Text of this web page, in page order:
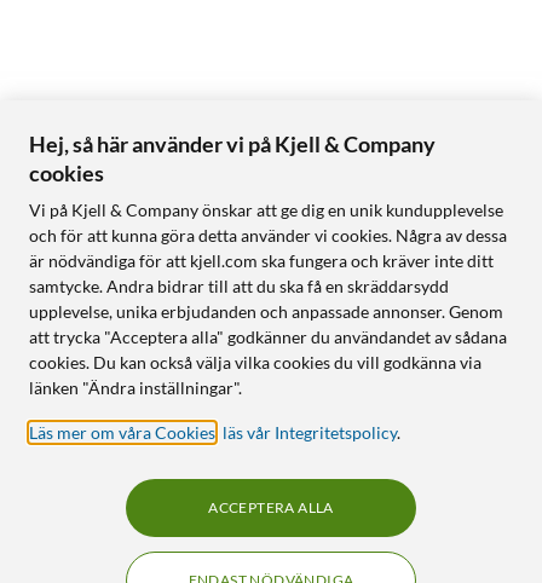
Hej, så här använder vi på Kjell & Company
cookies
Vi på Kjell & Company önskar att ge dig en unik kundupplevelse
och för att kunna göra detta använder vi cookies. Några av dessa
är nödvändiga för att kjell.com ska fungera och kräver inte ditt
samtycke. Andra bidrar till att du ska få en skräddarsydd
upplevelse, unika erbjudanden och anpassade annonser. Genom
att trycka "Acceptera alla" godkänner du användandet av sådana
cookies. Du kan också välja vilka cookies du vill godkänna via
länken "Ändra inställningar".
Läs mer om våra Cookies läs vår Integritetspolicy.
ACCEPTERA ALLA